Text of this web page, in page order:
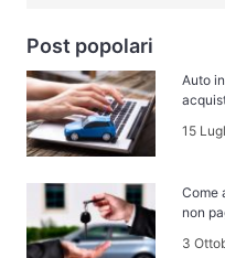
Post popolari
Auto
15
Come
non
3